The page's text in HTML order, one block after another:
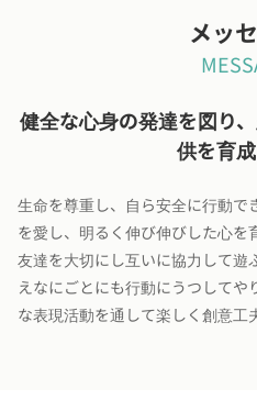
メッ
健全な心身の発達を図り
供を育成
生命を尊重し、自ら安全に行動で
を愛し、明るく伸び伸びした心を
友達を大切にし互いに協力して遊
えなにごとにも行動にうつして
な表現活動を通して楽しく創意工